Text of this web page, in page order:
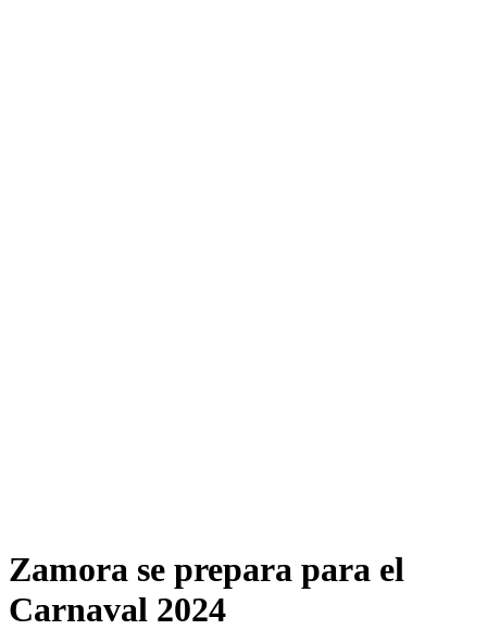
Zamora se prepara para el
Carnaval 2024